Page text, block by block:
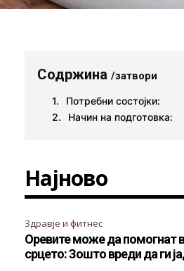
Содржина/затвори
Потребни состојки:
Начин на подготовка:
Најново
Здравје и фитнес
Оревите може да помогнат
срцето: Зошто вреди да ги